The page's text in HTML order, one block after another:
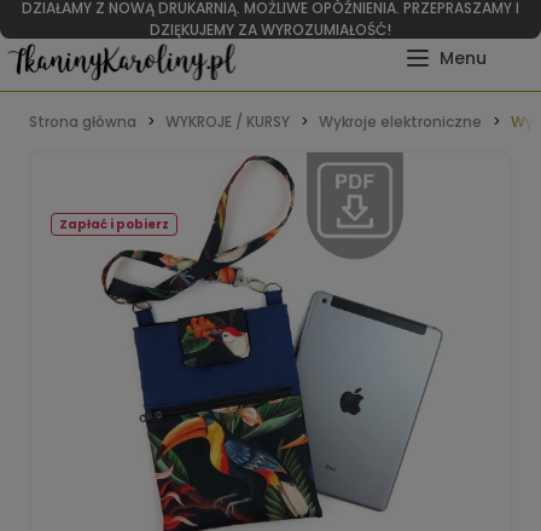
DZIAŁAMY Z NOWĄ DRUKARNIĄ. MOŻLIWE OPÓŹNIENIA. PRZEPRASZAMY I
DZIĘKUJEMY ZA WYROZUMIAŁOŚĆ!
Strona główna WYKROJE / KURSY Wykroje elektroniczne
Zapłać i pobierz